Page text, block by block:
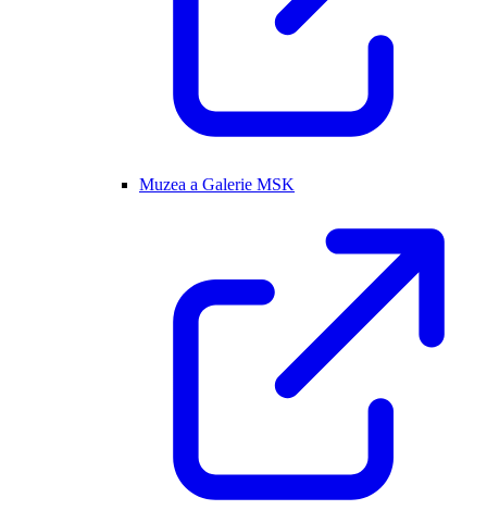
Muzea a Galerie MSK